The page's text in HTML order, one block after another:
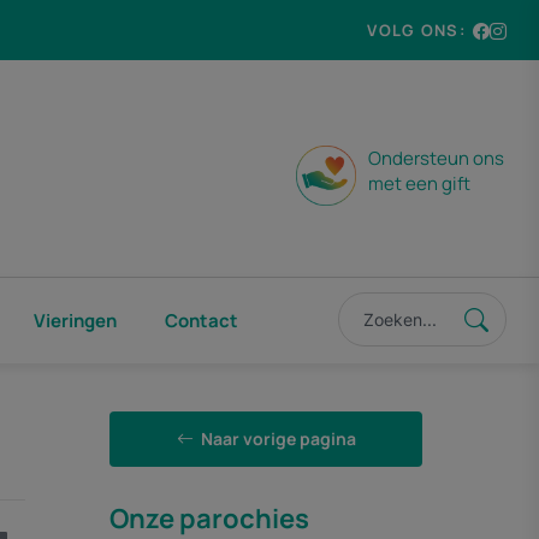
VOLG ONS:
Ondersteun ons
met een gift
Vieringen Contact
Naar vorige pagina
Onze parochies